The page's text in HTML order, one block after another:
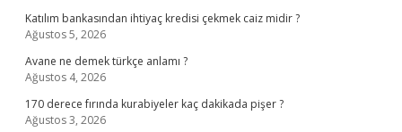
Katılım bankasından ihtiyaç kredisi çekmek caiz midir ?
Ağustos 5, 2026
Avane ne demek türkçe anlamı ?
Ağustos 4, 2026
170 derece fırında kurabiyeler kaç dakikada pişer ?
Ağustos 3, 2026